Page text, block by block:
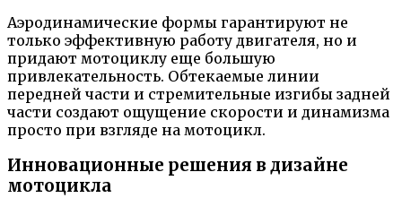
Аэродинамические формы гарантируют не
только эффективную работу двигателя, но и
придают мотоциклу еще большую
привлекательность. Обтекаемые линии
передней части и стремительные изгибы задней
части создают ощущение скорости и динамизма
просто при взгляде на мотоцикл.
Инновационные решения в дизайне
мотоцикла